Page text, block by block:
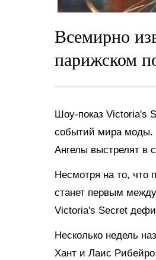
Всемирно
парижском
Шоу-показ Victoria's
событий мира моды.
Ангелы выстрелят в
Несмотря на то, что
станет первым
Victoria's Secret
Несколько недель
Хант и Лаис